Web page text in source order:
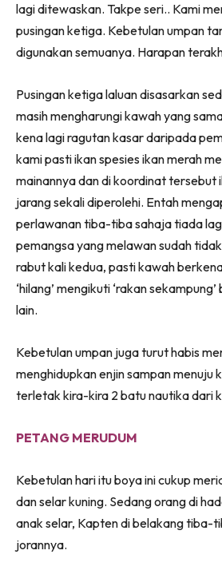
lagi ditewaskan. Takpe seri.. Kami
pusingan ketiga. Kebetulan umpan
digunakan semuanya. Harapan
Pusingan ketiga laluan disasarkan
masih mengharungi kawah yang
kena lagi ragutan kasar daripada
kami pasti ikan spesies ikan merah
mainannya dan di koordinat tersebut
jarang sekali diperolehi. Entah
perlawanan tiba-tiba sahaja tiada
pemangsa yang melawan sudah
rabut kali kedua, pasti kawah
‘hilang’ mengikuti ‘rakan
lain.
Kebetulan umpan juga turut habis
menghidupkan enjin sampan menuju
terletak kira-kira 2 batu nautika dari
PETANG MERUDUM
Kebetulan hari itu boya ini cukup
dan selar kuning. Sedang orang di
anak selar, Kapten di belakang tiba-
jorannya.